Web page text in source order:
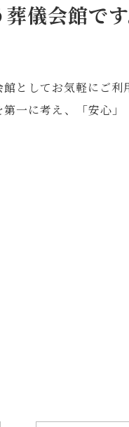
儀会館です
としてお気軽にご
一に考え、「安心